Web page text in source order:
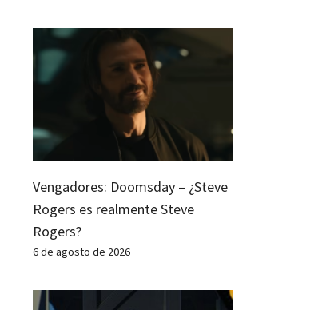
Vengadores: Doomsday – ¿Steve
Rogers es realmente Steve
Rogers?
6 de agosto de 2026